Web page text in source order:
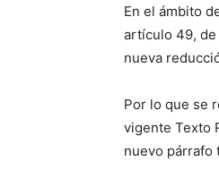
En el ámbito
artículo 49, de
nueva
Por lo que se
vigente Texto
nuevo párrafo